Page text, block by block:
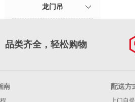
龙门吊
品类齐全，轻松购物
南 配送方
上门自提